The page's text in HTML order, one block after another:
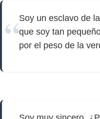
Soy un esclavo de
que soy tan
por el peso de la